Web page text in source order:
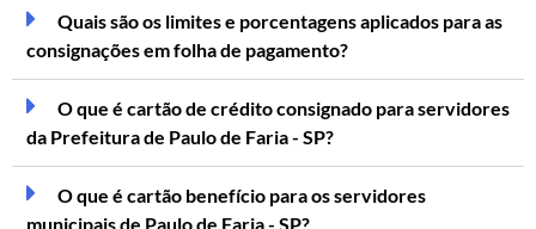
Quais são os limites e porcentagens aplicados para as
consignações em folha de pagamento?
O que é cartão de crédito consignado para servidores
da Prefeitura de Paulo de Faria - SP?
O que é cartão benefício para os servidores
municipais de Paulo de Faria - SP?